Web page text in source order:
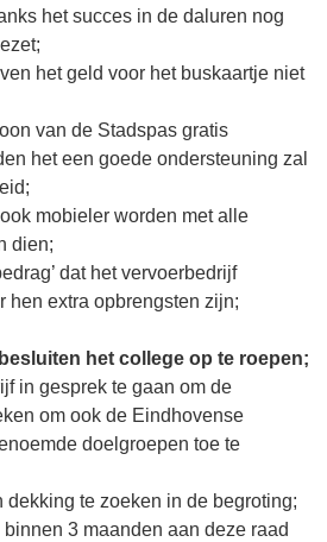
het succes in de daluren nog
het geld voor het buskaartje niet
van de Stadspas gratis
het een goede ondersteuning zal
mobieler worden met alle
dien;
dat het vervoerbedrijf
hen extra opbrengsten zijn;
het college op te roepen;
in gesprek te gaan om de
om ook de Eindhovense
doelgroepen toe te
dekking te zoeken in de begroting;
3 maanden aan deze raad